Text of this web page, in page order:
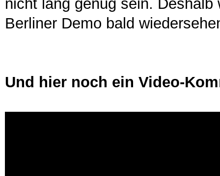
nicht lang genug sein.
Berliner Demo bald
Und hier noch ein Video-